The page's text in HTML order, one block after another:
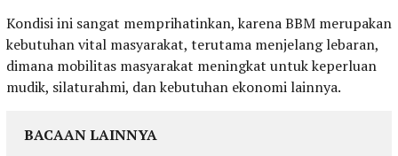
Kondisi ini sangat memprihatinkan, karena BBM merupakan
kebutuhan vital masyarakat, terutama menjelang lebaran,
dimana mobilitas masyarakat meningkat untuk keperluan
mudik, silaturahmi, dan kebutuhan ekonomi lainnya.
BACAAN LAINNYA